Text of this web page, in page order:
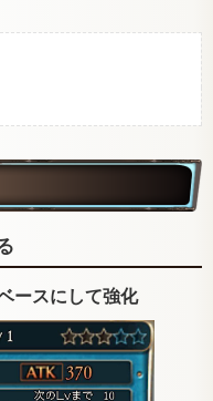
ースにして強化